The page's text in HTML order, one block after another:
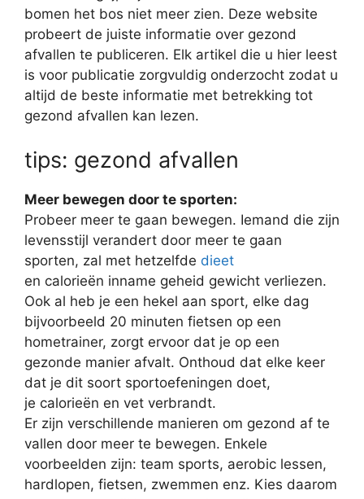
bomen het bos niet meer zien. Deze website
probeert de juiste informatie over gezond
afvallen te publiceren. Elk artikel die u hier leest
is voor publicatie zorgvuldig onderzocht zodat u
altijd de beste informatie met betrekking tot
gezond afvallen kan lezen.
tips: gezond afvallen
Meer bewegen door te sporten:
Probeer meer te gaan bewegen. Iemand die zijn
levensstijl verandert door meer te gaan
sporten, zal met hetzelfde dieet
en calorieën inname geheid gewicht verliezen.
Ook al heb je een hekel aan sport, elke dag
bijvoorbeeld 20 minuten fietsen op een
hometrainer, zorgt ervoor dat je op een
gezonde manier afvalt. Onthoud dat elke keer
dat je dit soort sportoefeningen doet,
je calorieën en vet verbrandt.
Er zijn verschillende manieren om gezond af te
vallen door meer te bewegen. Enkele
voorbeelden zijn: team sports, aerobic lessen,
hardlopen, fietsen, zwemmen enz. Kies daarom